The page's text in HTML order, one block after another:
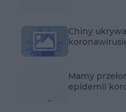
Chiny
Mamy
epidemii